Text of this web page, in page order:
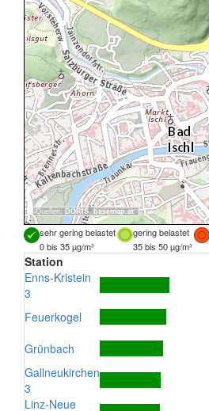
Quellen: DORIS, basemap.at
sehr gering belastet gering belastet
0 bis 35 µg/m³
35 bis 50 µg/m³
Station
Enns-Kristein
3
Feuerkogel
Grünbach
Gallneukirchen
3
Linz-Neue